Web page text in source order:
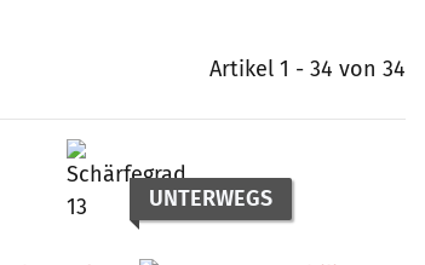
Artikel 1 - 34 von 34
UNTERWEGS